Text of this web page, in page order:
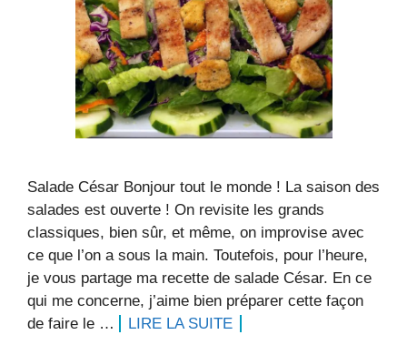
Salade César Bonjour tout le monde ! La saison des
salades est ouverte ! On revisite les grands
classiques, bien sûr, et même, on improvise avec
ce que l’on a sous la main. Toutefois, pour l’heure,
je vous partage ma recette de salade César. En ce
qui me concerne, j’aime bien préparer cette façon
de faire le …
LIRE LA SUITE